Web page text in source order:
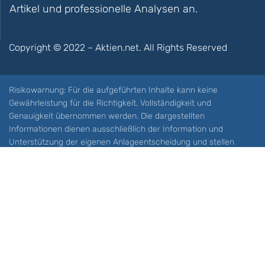
Artikel und professionelle Analysen an.
Copyright © 2022 – Aktien.net. All Rights Reserved
Risikowarnung: Für die aufgeführten Inhalte kann keine
Gewährleistung für die Richtigkeit, Vollständigkeit und
Genauigkeit übernommen werden. Die dargestellten
Informationen dienen ausschließlich der Information und
Unterstützung der eigenen Anlageentscheidung und stellen